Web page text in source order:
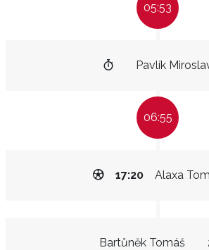
05:53
Pavlík
06:55
Alaxa
17:20
Bartůněk Tomáš